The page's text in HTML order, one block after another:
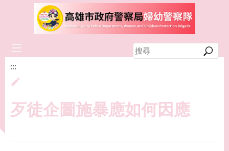
跳到主要內容區塊
搜
尋
:::
歹徒企圖施暴應如何因應